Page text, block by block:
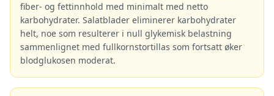
fiber- og fettinnhold med minimalt med netto
karbohydrater. Salatblader eliminerer karbohydrater
helt, noe som resulterer i null glykemisk belastning
sammenlignet med fullkornstortillas som fortsatt øker
blodglukosen moderat.